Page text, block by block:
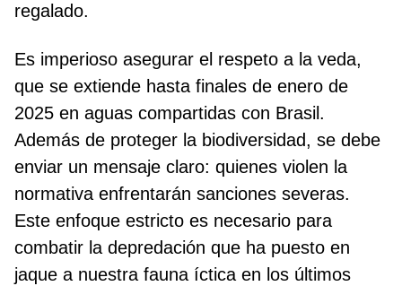
regalado.
Es imperioso asegurar el respeto a la veda,
que se extiende hasta finales de enero de
2025 en aguas compartidas con Brasil.
Además de proteger la biodiversidad, se debe
enviar un mensaje claro: quienes violen la
normativa enfrentarán sanciones severas.
Este enfoque estricto es necesario para
combatir la depredación que ha puesto en
jaque a nuestra fauna íctica en los últimos